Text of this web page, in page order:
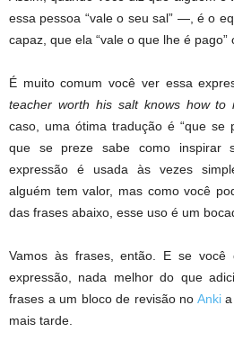
essa pessoa “vale o seu sal” —, é o
capaz, que ela “vale o que lhe é pago”
É muito comum você ver essa
teacher worth his salt knows how to
caso, uma ótima tradução é “que se
que se preze sabe como inspirar
expressão é usada às vezes
alguém tem valor, mas como você
das frases abaixo, esse uso é um
Vamos às frases, então. E se você
expressão, nada melhor do que
frases a um bloco de revisão no Ankia
mais tarde.